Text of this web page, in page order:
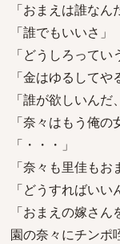
「おまえは誰なん
「誰でもいいさ」
「どうしろってい
「金はゆるして
「誰が欲しいんだ
「奈々はもう俺の
「・・・」
「奈々も里佳も
「どうすればいい
「おまえの嫁さ
園の奈々にチンポ